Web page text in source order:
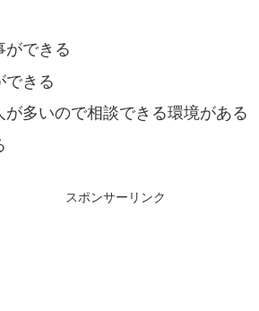
ができる
できる
多いので相談できる環境がある
スポンサーリンク